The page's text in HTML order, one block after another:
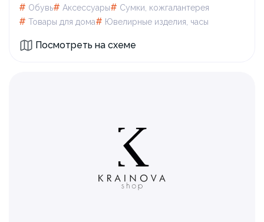
# Обувь# Аксессуары# Сумки, кожгалантерея
# Товары для дома# Ювелирные изделия, часы
Посмотреть на схеме